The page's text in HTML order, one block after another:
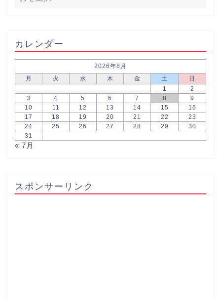
カレンダー
2026年8月
月
火 水 木 金 土
日
1
2
3
4 5 6 7 8
9
10
11 12 13 14 15
16
17
18 19 20 21 22
23
24
25 26 27 28 29
30
31
« 7月
スポンサーリンク